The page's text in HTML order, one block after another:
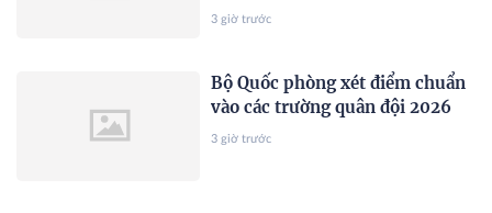
AI bừa bãi
3 giờ trước
Bộ Quốc phòng xét điểm chuẩn
vào các trường quân đội 2026
3 giờ trước